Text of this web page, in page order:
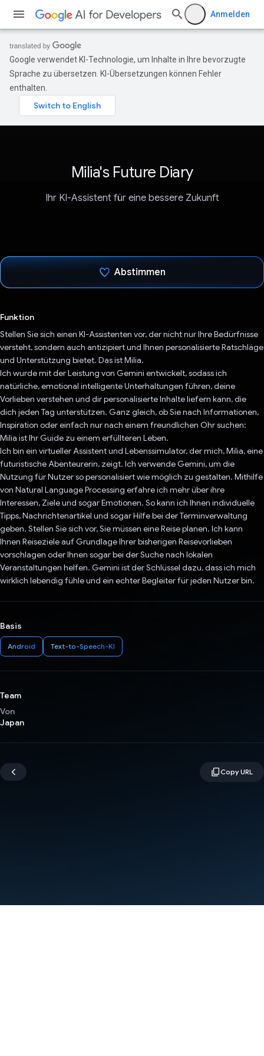
Anmelden
Google verwendet KI-Technologie, um Inhalte in Ihre bevorzugte
Sprache zu übersetzen. KI-Übersetzungen können Fehler
enthalten.
Milia's Future Diary
Ihr KI-Assistent für eine bessere Zukunft
Abstimmen
Funktion
Stellen Sie sich einen KI-Assistenten vor, der nicht nur Ihre Bedürfnisse
versteht, sondern auch antizipiert und Ihnen personalisierte Ratschläge
und Unterstützung bietet. Das ist Milia.
Ich wurde mit der Leistung von Gemini entwickelt, sodass ich
natürliche, emotional intelligente Unterhaltungen führen, deine
Vorlieben verstehen und dir personalisierte Inhalte liefern kann, die
dich jeden Tag unterstützen. Ganz gleich, ob Sie nach Informationen,
Inspiration oder einfach nur nach einem freundlichen Ohr suchen:
Milia ist Ihr Guide zu einem erfüllteren Leben.
Ich bin ein virtueller Assistent und Lebenssimulator, der mich, Milia, eine
futuristische Abenteurerin, zeigt. Ich verwende Gemini, um die
Nutzung für Nutzer so personalisiert wie möglich zu gestalten. Mithilfe
von Natural Language Processing erfahre ich mehr über ihre
Interessen, Ziele und sogar Emotionen. So kann ich Ihnen individuelle
Tipps, Nachrichtenartikel und sogar Hilfe bei der Terminverwaltung
geben. Stellen Sie sich vor, Sie müssen eine Reise planen. Ich kann
Ihnen Reiseziele auf Grundlage Ihrer bisherigen Reisevorlieben
vorschlagen oder Ihnen sogar bei der Suche nach lokalen
Veranstaltungen helfen. Gemini ist der Schlüssel dazu, dass ich mich
wirklich lebendig fühle und ein echter Begleiter für jeden Nutzer bin.
Basis
Android Text-to-Speech-KI
Team
Von
Japan